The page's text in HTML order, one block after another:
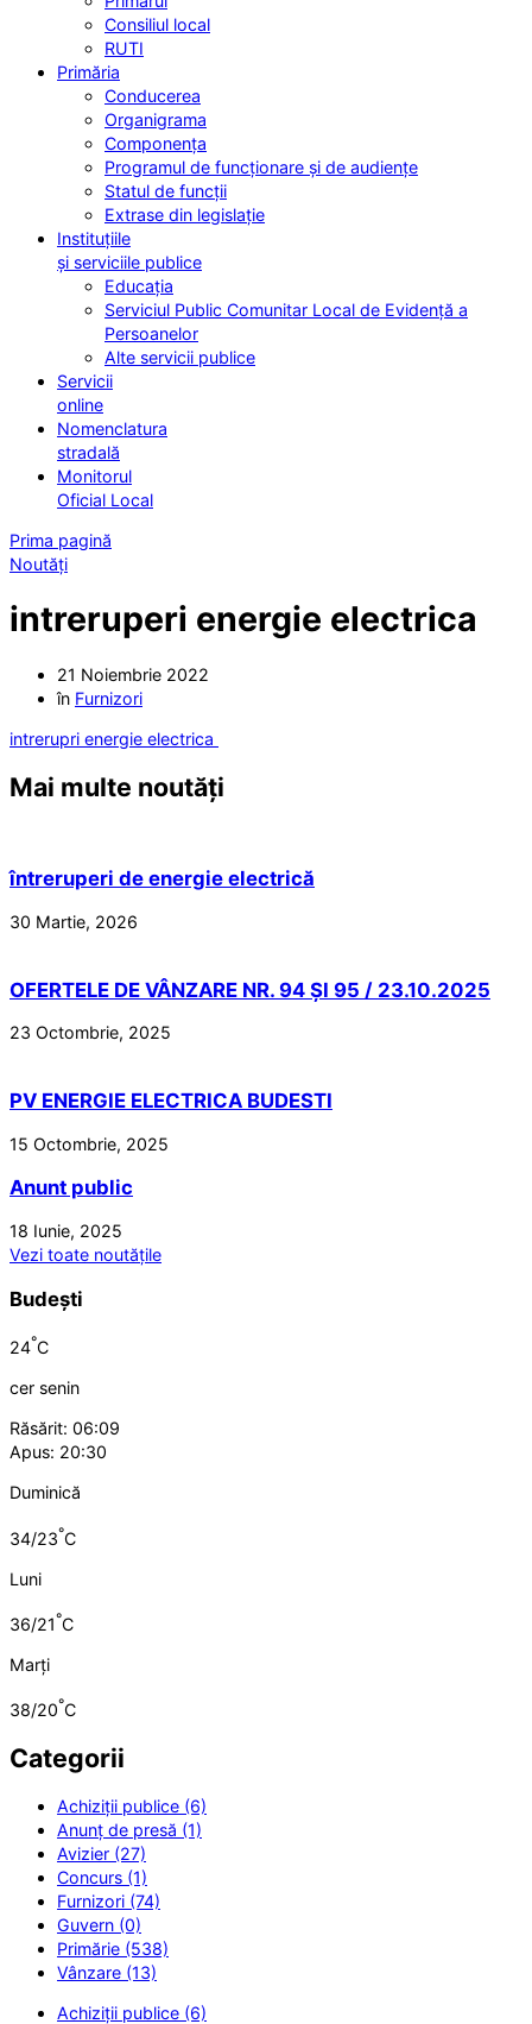
Consiliul local
RUTI
Primăria
Conducerea
Organigrama
Componența
Programul de funcționare și de audiențe
Statul de funcții
Extrase din legislație
Instituțiile
și serviciile publice
Educația
Serviciul Public Comunitar Local de Evidență a
Persoanelor
Alte servicii publice
Servicii
online
Nomenclatura
stradală
Monitorul
Oficial Local
Prima pagină
Noutăți
intreruperi energie electrica
21 Noiembrie 2022
în Furnizori
intrerupri energie electrica
Mai multe noutăți
întreruperi de energie electrică
30 Martie, 2026
OFERTELE DE VÂNZARE NR. 94 ȘI 95 / 23.10.2025
23 Octombrie, 2025
PV ENERGIE ELECTRICA BUDESTI
15 Octombrie, 2025
Anunt public
18 Iunie, 2025
Vezi toate noutățile
Budești
24°C
cer senin
Răsărit: 06:09
Apus: 20:30
Duminică
34/23°C
Luni
36/21°C
Marți
38/20°C
Categorii
Achiziții publice (6)
Anunț de presă (1)
Avizier (27)
Concurs (1)
Furnizori (74)
Guvern (0)
Primărie (538)
Vânzare (13)
Achiziții publice (6)